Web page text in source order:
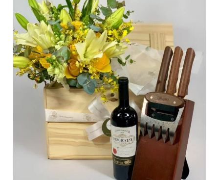
DETALHES